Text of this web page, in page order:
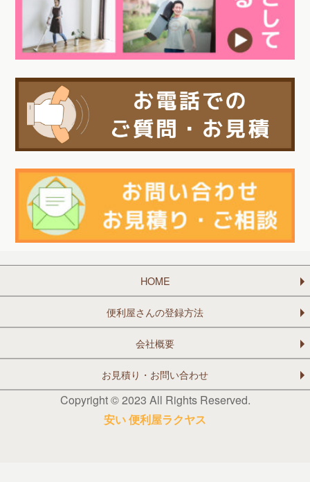
HOME
便利屋さんの登録方法
会社概要
お見積り・お問い合わせ
Copyright © 2023 All Rights Reserved.
安い 便利屋ラクヤス